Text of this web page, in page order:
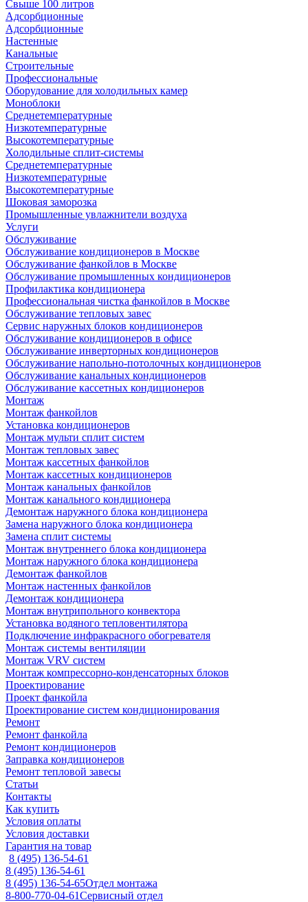
Свыше 100 литров
Адсорбционные
Адсорбционные
Настенные
Канальные
Строительные
Профессиональные
Оборудование для холодильных камер
Моноблоки
Среднетемпературные
Низкотемпературные
Высокотемпературные
Холодильные сплит-системы
Среднетемпературные
Низкотемпературные
Высокотемпературные
Шоковая заморозка
Промышленные увлажнители воздуха
Услуги
Обслуживание
Обслуживание кондиционеров в Москве
Обслуживание фанкойлов в Москве
Обслуживание промышленных кондиционеров
Профилактика кондиционера
Профессиональная чистка фанкойлов в Москве
Обслуживание тепловых завес
Сервис наружных блоков кондиционеров
Обслуживание кондиционеров в офисе
Обслуживание инверторных кондиционеров
Обслуживание напольно-потолочных кондиционеров
Обслуживание канальных кондиционеров
Обслуживание кассетных кондиционеров
Монтаж
Монтаж фанкойлов
Установка кондиционеров
Монтаж мульти сплит систем
Монтаж тепловых завес
Монтаж кассетных фанкойлов
Монтаж кассетных кондиционеров
Монтаж канальных фанкойлов
Монтаж канального кондиционера
Демонтаж наружного блока кондиционера
Замена наружного блока кондиционера
Замена сплит системы
Монтаж внутреннего блока кондиционера
Монтаж наружного блока кондиционера
Демонтаж фанкойлов
Монтаж настенных фанкойлов
Демонтаж кондиционера
Монтаж внутрипольного конвектора
Установка водяного тепловентилятора
Подключение инфракрасного обогревателя
Монтаж системы вентиляции
Монтаж VRV систем
Монтаж компрессорно-конденсаторных блоков
Проектирование
Проект фанкойла
Проектирование систем кондиционирования
Ремонт
Ремонт фанкойла
Ремонт кондиционеров
Заправка кондиционеров
Ремонт тепловой завесы
Статьи
Контакты
Как купить
Условия оплаты
Условия доставки
Гарантия на товар
8 (495) 136-54-61
8 (495) 136-54-61
8 (495) 136-54-65Отдел монтажа
8-800-770-04-61Сервисный отдел